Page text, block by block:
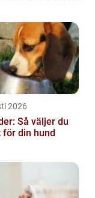
2026
Så väljer du
för din hund